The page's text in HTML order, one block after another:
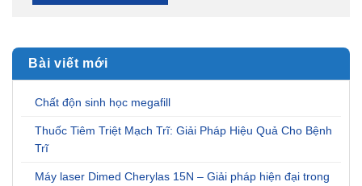
Bài viết mới
Chất độn sinh học megafill
Thuốc Tiêm Triệt Mạch Trĩ: Giải Pháp Hiệu Quả Cho Bệnh
Trĩ
Máy laser Dimed Cherylas 15N – Giải pháp hiện đại trong